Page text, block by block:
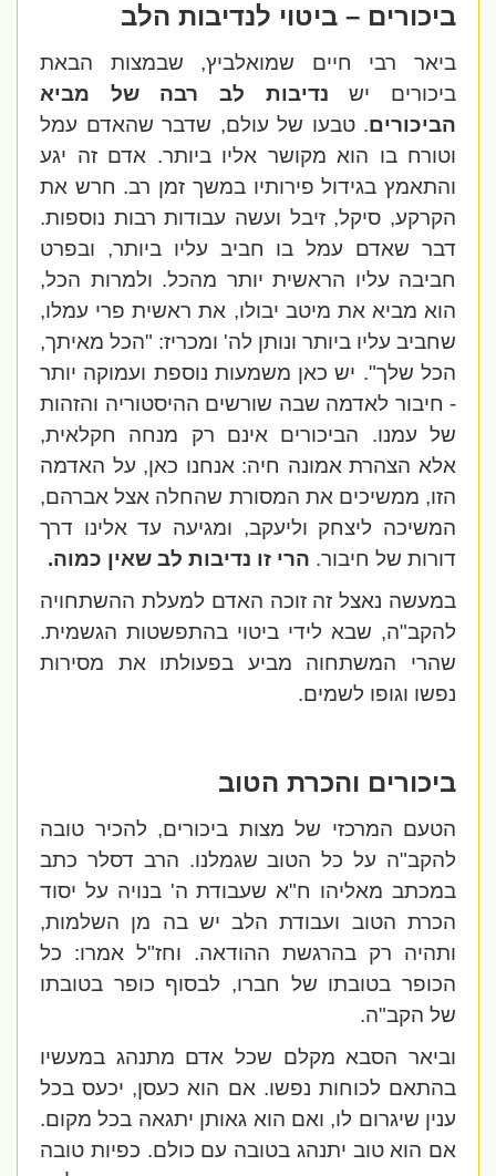
ביכורים – ביטוי לנדיבות הלב
ביאר רבי חיים שמואלביץ, שבמצות הבאת
ביכורים יש
נדיבות לב רבה של מביא
הביכורים. טבעו של עולם, שדבר שהאדם עמל
וטורח בו הוא מקושר אליו ביותר. אדם זה יגע
והתאמץ בגידול פירותיו במשך זמן רב. חרש את
הקרקע, סיקל, זיבל ועשה עבודות רבות נוספות.
דבר שאדם עמל בו חביב עליו ביותר, ובפרט
חביבה עליו הראשית יותר מהכל. ולמרות הכל,
הואמביא את מיטב יבולו,את ראשית פרי עמלו,
שחביב עליו ביותר ונותן לה'ומכריז: "הכל מאיתך,
הכל שלך". יש כאן משמעות נוספת ועמוקה יותר
- חיבור לאדמה שבה שורשים ההיסטוריה והזהות
של עמנו. הביכורים אינם רק מנחה חקלאית,
אלא הצהרת אמונה חיה: אנחנו כאן, על האדמה
הזו, ממשיכים את המסורת שהחלה אצל אברהם,
המשיכה ליצחק וליעקב, ומגיעה עד אלינו דרך
דורות של חיבור.הרי זו נדיבות לב שאין כמוה.
במעשה נאצל זה זוכה האדם למעלת ההשתחויה
להקב"ה, שבא לידי ביטוי בהתפשטות הגשמית.
שהרי המשתחוה מביע בפעולתו את מסירות
נפשו וגופו לשמים.
ביכורים והכרת הטוב
הטעם המרכזי של מצות ביכורים, להכיר טובה
להקב"ה על כל הטוב שגמלנו. הרב דסלר כתב
במכתב מאליהו ח"אשעבודת ה' בנויה על יסוד
הכרת הטוב ועבודת הלב יש בה מן השלמות,
ותהיה רק בהרגשת ההודאה. וחז"ל אמרו: כל
הכופר בטובתו של חברו, לבסוף כופר בטובתו
של הקב"ה.
וביאר הסבא מקלם שכל אדם מתנהג במעשיו
בהתאם לכוחות נפשו. אם הוא כעסן, יכעס בכל
ענין שיגרום לו, ואם הוא גאותן יתגאה בכל מקום.
אם הוא טוב יתנהג בטובה עם כולם. כפיות טובה